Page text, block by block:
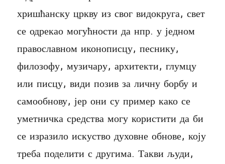
хришћанску цркву из свог видокруга, свет
се одрекао могућности да нпр. у једном
православном иконописцу, песнику,
филозофу, музичару, архитекти, глумцу
или писцу, види позив за личну борбу и
самообнову, јер они су пример како се
уметничка средства могу користити да би
се изразило искуство духовне обнове, коју
треба поделити с другима. Такви људи,